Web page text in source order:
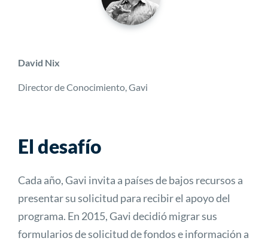
David Nix
Director de Conocimiento, Gavi
El desafío
Cada año, Gavi invita a países de bajos recursos a
presentar su solicitud para recibir el apoyo del
programa. En 2015, Gavi decidió migrar sus
formularios de solicitud de fondos e información a